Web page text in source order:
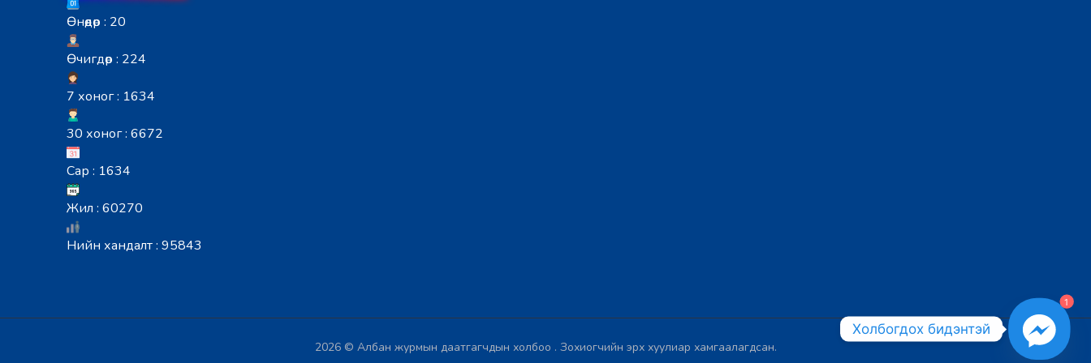
Өнөөдөр : 20
Өчигдөр : 224
7 хоног : 1634
30 хоног : 6672
Сар : 1634
Жил : 60270
Нийн хандалт : 95843
2026 © Албан журмын даатгагчдын холбоо . Зохиогчийн эрх хуулиар хамгаалагдсан.
1
Холбогдох бидэнтэй